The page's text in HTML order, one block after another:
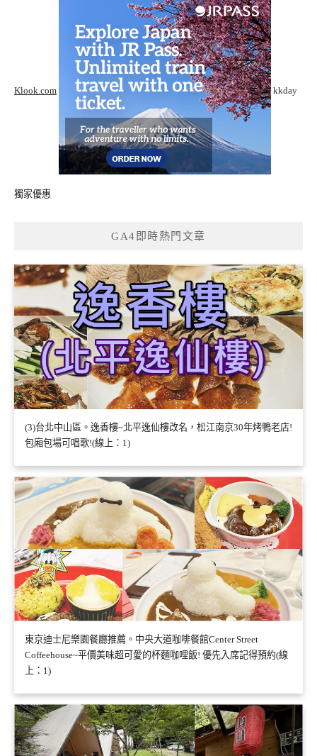
Klook.com kkday
獨家優惠
GA4即時熱門文章
(3)台北中山區。逸香樓~北平逸仙樓改名，松江南京30年烤鴨老店!
包廂包場可唱歌!(線上：1)
東京迪士尼樂園餐廳推薦。中央大道咖啡餐館Center Street
Coffeehouse~平價美味超可愛的杯麵咖哩飯! 優先入席記得預約(線
上：1)